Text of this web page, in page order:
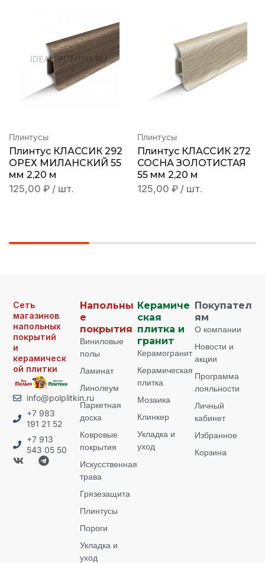
Плинтусы
Плинтус КЛАССИК 292
ОРЕХ МИЛАНСКИЙ 55
мм 2,20 м
125,00 ₽ / шт.
Плинтусы
Плинтус КЛАССИК 272
СОСНА ЗОЛОТИСТАЯ
55 мм 2,20 м
125,00 ₽ / шт.
Сеть
магазинов
напольных
покрытий
и
керамическ
ой плитки
info@polplitkin.ru
+7 983
191 21 52
+7 913
543 05 50
Напольны
е
покрытия
Виниловые
полы
Ламинат
Линолеум
Паркетная
доска
Ковровые
покрытия
Искусственная
трава
Грязезащита
Плинтусы
Пороги
Укладка и
уход
Керамиче
ская
плитка и
гранит
Керамогранит
Керамическая
плитка
Мозаика
Клинкер
Укладка и
уход
Покупател
ям
О компании
Новости и
акции
Программа
лояльности
Личный
кабинет
Избранное
Корзина